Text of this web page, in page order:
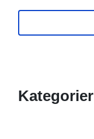
Kategorier